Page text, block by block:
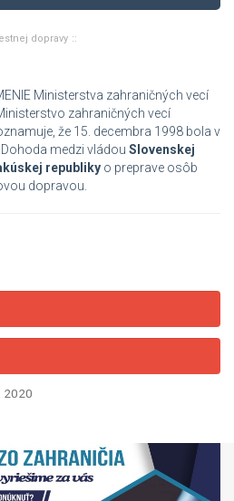
dopravy
Ministerstva zahraničných vecí
zahraničných vecí
že 15. decembra 1998 bola v
medzi vládou Slovenskej
republiky o preprave osôb
dopravou.
2020